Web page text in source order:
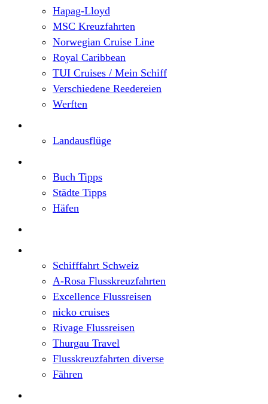
Hapag-Lloyd
MSC Kreuzfahrten
Norwegian Cruise Line
Royal Caribbean
TUI Cruises / Mein Schiff
Verschiedene Reedereien
Werften
Landausflüge
Buch Tipps
Städte Tipps
Häfen
Schifffahrt Schweiz
A-Rosa Flusskreuzfahrten
Excellence Flussreisen
nicko cruises
Rivage Flussreisen
Thurgau Travel
Flusskreuzfahrten diverse
Fähren